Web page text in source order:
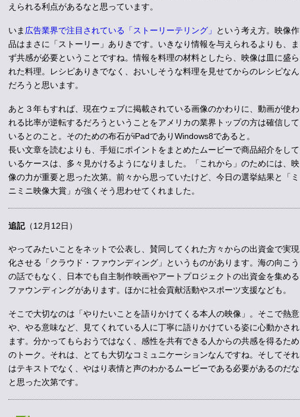
えられる利点があるなと思っています。
いま 広告業界で注目されている「ストーリーテリング」
という考え方。映像作
品はまさに「ストーリー」ありきです。いきなり情報を与えられるよりも、ま
ず共感が必要ということですね。情報を料理の材料としたら、映像は皿に盛ら
れた料理。レシピありきでなく、おいしそうな料理を見せてからのレシピなん
だろうと思います。
あと３年もすれば、現在ウェブに掲載されている画像のかわりに、動画が使わ
れる比率が逆転するだろうということをアメリカの業界トップの方は確信して
いるとのこと。そのための布石がiPadでありWindows8であると。
長い文章を読むよりも、手短にポイントをまとめたムービーで商品紹介をして
いるケースは、多々見かけるようになりました。「これから」のためには、映
像の力が重要と思った次第。前々から思っていたけど、今日の選挙結果と「ミ
ニミニ映像大賞」が強くそう思わせてくれました。
追記（12月12日）
やってみたいことをネットで公表し、賛同してくれた方々からの出資金で実現
化させる「クラウド・ファウンディング」というものがあります。海の向こう
の話でもなく、日本でも自主制作映画やアートプロジェクトの出資金を集める
ファウンディングがあります。ほかに社会貢献活動やスポーツ支援なども。
そこで大切なのは「やりたいことを語りかけてくる本人の映像」。そこで熱意
や、やる意味など、見てくれている人に丁寧に語りかけている姿に心動かされ
ます。分かってもらおうではなく、感性を共有できる人からの共感を得るため
のトーク。それは、とても大切なコミュニケーションなんですね。そしてそれ
はテキストでなく、やはり表情と声のわかるムービーである必要があるのだな
と思った次第です。